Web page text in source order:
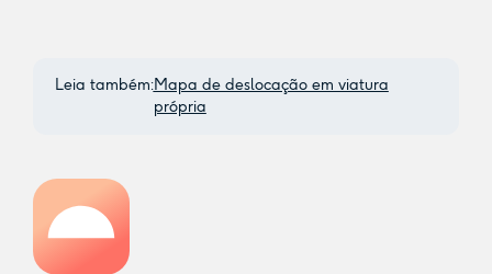
Leia também:Mapa de deslocação em viatura
própria